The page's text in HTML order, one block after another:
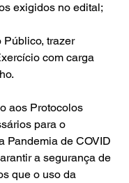
exigidos no edital;
Público, trazer
com carga
aos Protocolos
para o
Pandemia de COVID
a segurança de
que o uso da